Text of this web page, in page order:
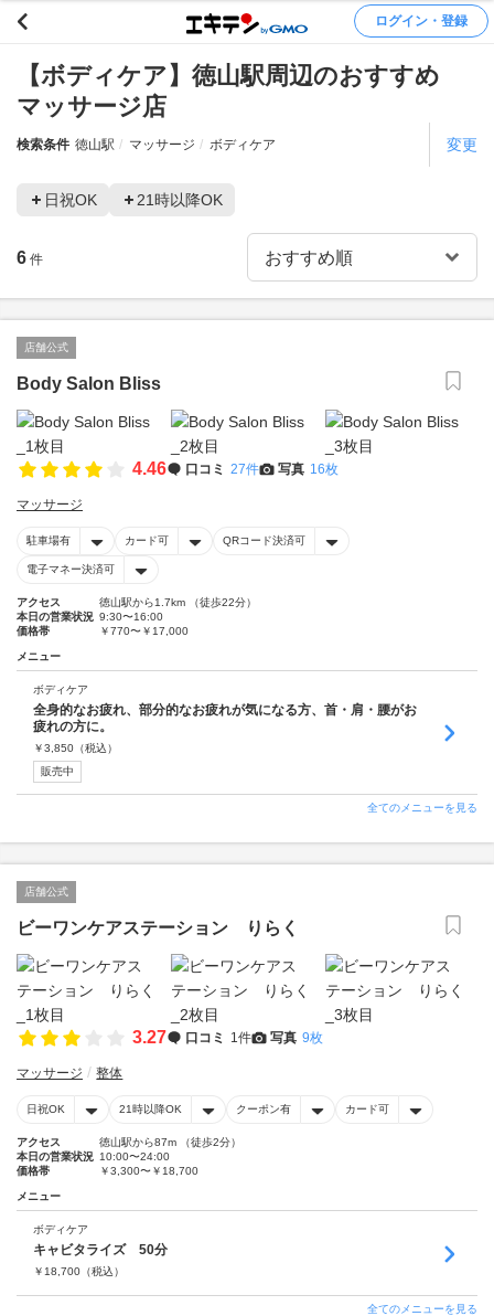
ログイン・登録
【ボディケア】徳山駅周辺のおすすめ
マッサージ店
検索条件 徳山駅 マッサージ ボディケア 変更
日祝OK 21時以降OK
6 件
店舗公式
Body Salon Bliss
4.46 口コミ 27件 写真 16枚
マッサージ
駐車場有 カード可 QRコード決済可
電子マネー決済可
アクセス
徳山駅から1.7km （徒歩22分）
本日の営業状況 9:30〜16:00
価格帯
￥770〜￥17,000
メニュー
ボディケア
全身的なお疲れ、部分的なお疲れが気になる方、首・肩・腰がお
疲れの方に。
￥3,850 （税込）
販売中
全てのメニューを見る
店舗公式
ビーワンケアステーション りらく
3.27 口コミ 1件 写真 9枚
マッサージ 整体
日祝OK 21時以降OK クーポン有 カード可
アクセス
徳山駅から87m （徒歩2分）
本日の営業状況 10:00〜24:00
価格帯
￥3,300〜￥18,700
メニュー
ボディケア
キャビタライズ 50分
￥ 18,700 （税込）
全てのメニューを見る